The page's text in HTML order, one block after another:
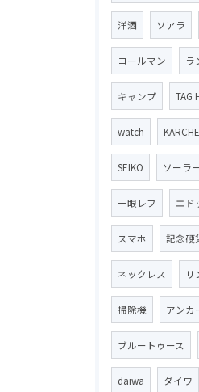
洋酒 ソアラ
コールマン ラ
キャンプ TAG
watch
SEIKO ソーラ
一眼レフ エド
スマホ 記念硬
ネックレス リ
掃除機 アンカ
ブルートゥース
daiwa ダイワ